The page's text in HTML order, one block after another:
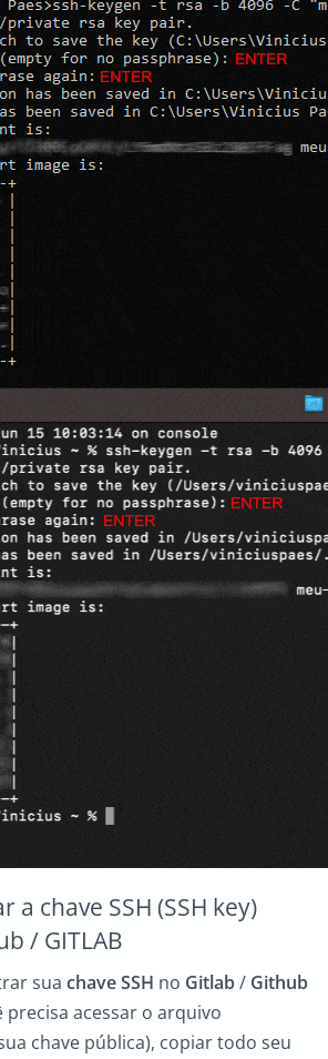
a chave SSH (SSH key)
/ GITLAB
sua chave SSH no Gitlab/ Github
precisa acessar o arquivo
chave pública), copiar todo seu